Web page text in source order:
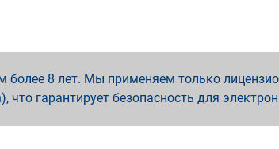
8 лет. Мы применяем только
что гарантирует безопасность для